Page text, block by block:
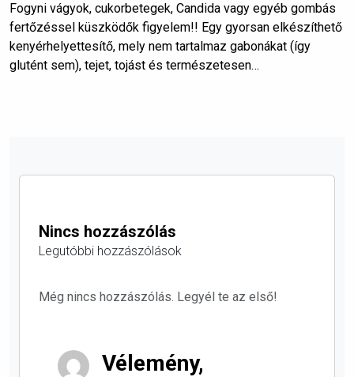
Fogyni vágyok, cukorbetegek, Candida vagy egyéb gombás
fertőzéssel küszködők figyelem!! Egy gyorsan elkészíthető
kenyérhelyettesítő, mely nem tartalmaz gabonákat (így
glutént sem), tejet, tojást és természetesen…
Nincs hozzászólás
Legutóbbi hozzászólások
Még nincs hozzászólás. Legyél te az első!
Vélemény,